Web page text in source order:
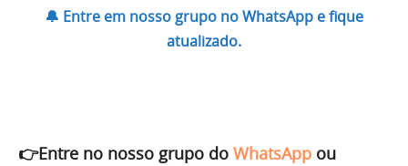
🔔 Entre em nosso grupo no WhatsApp e fique
atualizado.
👉Entre no nosso grupo do WhatsApp ou